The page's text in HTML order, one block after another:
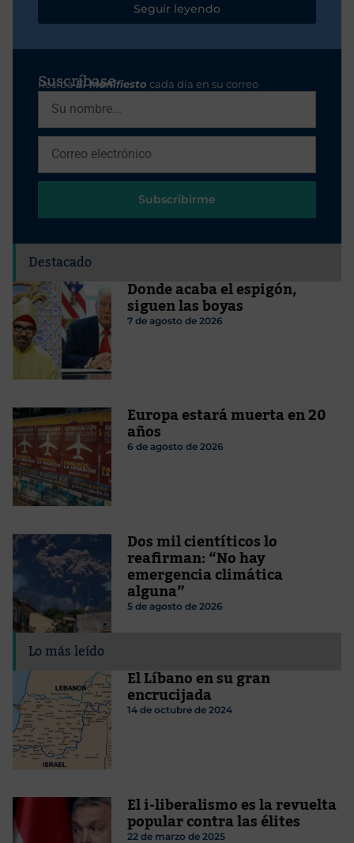
Seguir leyendo
Suscríbase
RecibaEl Manifiesto cada día en su correo
Subscribirme
Destacado
Donde acaba el espigón,
siguen las boyas
7 de agosto de 2026
Europa estará muerta en 20
años
6 de agosto de 2026
Dos mil cientíticos lo
reafirman: “No hay
emergencia climática
alguna”
5 de agosto de 2026
Lo más leído
El Líbano en su gran
encrucijada
14 de octubre de 2024
El i-liberalismo es la revuelta
popular contra las élites
22 de marzo de 2025